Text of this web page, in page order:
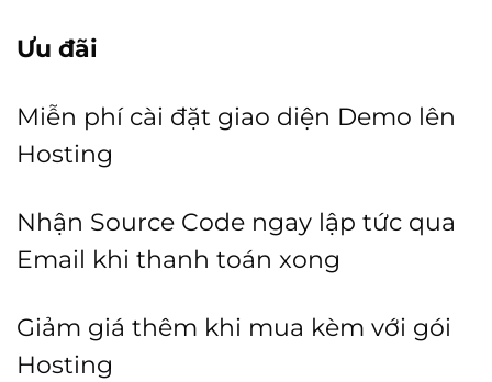
Ưu đãi
Miễn phí cài đặt giao diện Demo lên
Hosting
Nhận Source Code ngay lập tức qua
Email khi thanh toán xong
Giảm giá thêm khi mua kèm với gói
Hosting